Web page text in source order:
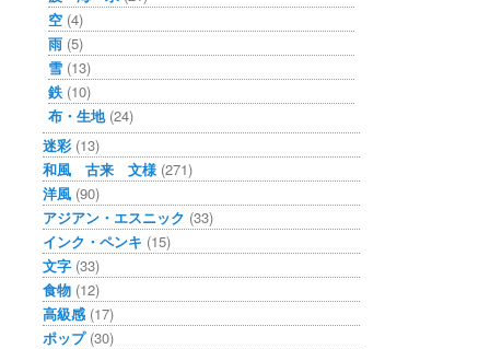
空 (4)
雨 (5)
雪 (13)
鉄 (10)
布・生地(24)
迷彩 (13)
和風 古来 文様 (271)
洋風 (90)
アジアン・エスニック (33)
インク・ペンキ (15)
文字 (33)
食物 (12)
高級感 (17)
ポップ(30)